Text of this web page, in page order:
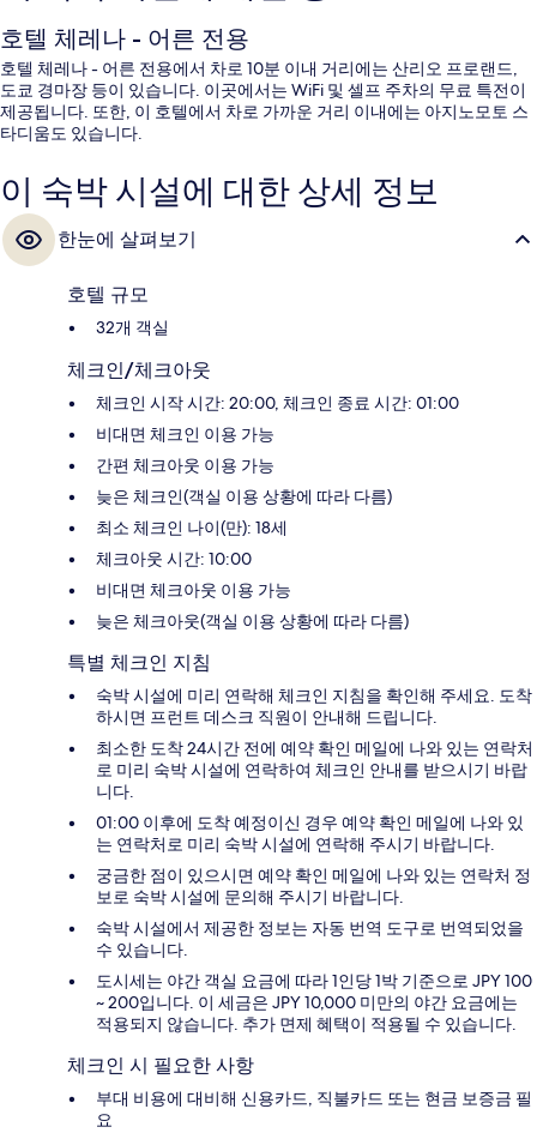
호텔 체레나 - 어른 전용
호텔 체레나 - 어른 전용에서 차로 10분 이내 거리에는 산리오 프로랜드,
도쿄 경마장 등이 있습니다. 이곳에서는 WiFi 및 셀프 주차의 무료 특전이
제공됩니다. 또한, 이 호텔에서 차로 가까운 거리 이내에는 아지노모토 스
타디움도 있습니다.
이 숙박 시설에 대한 상세 정보
한눈에 살펴보기
호텔 규모
32개 객실
체크인/체크아웃
체크인 시작 시간: 20:00, 체크인 종료 시간: 01:00
비대면 체크인 이용 가능
간편 체크아웃 이용 가능
늦은 체크인(객실 이용 상황에 따라 다름)
최소 체크인 나이(만): 18세
체크아웃 시간: 10:00
비대면 체크아웃 이용 가능
늦은 체크아웃(객실 이용 상황에 따라 다름)
특별 체크인 지침
숙박 시설에 미리 연락해 체크인 지침을 확인해 주세요. 도착
하시면 프런트 데스크 직원이 안내해 드립니다.
최소한 도착 24시간 전에 예약 확인 메일에 나와 있는 연락처
로 미리 숙박 시설에 연락하여 체크인 안내를 받으시기 바랍
니다.
01:00 이후에 도착 예정이신 경우 예약 확인 메일에 나와 있
는 연락처로 미리 숙박 시설에 연락해 주시기 바랍니다.
궁금한 점이 있으시면 예약 확인 메일에 나와 있는 연락처 정
보로 숙박 시설에 문의해 주시기 바랍니다.
숙박 시설에서 제공한 정보는 자동 번역 도구로 번역되었을
수 있습니다.
도시세는 야간 객실 요금에 따라 1인당 1박 기준으로 JPY 100
~ 200입니다. 이 세금은 JPY 10,000 미만의 야간 요금에는
적용되지 않습니다. 추가 면제 혜택이 적용될 수 있습니다.
체크인 시 필요한 사항
부대 비용에 대비해 신용카드, 직불카드 또는 현금 보증금 필
요